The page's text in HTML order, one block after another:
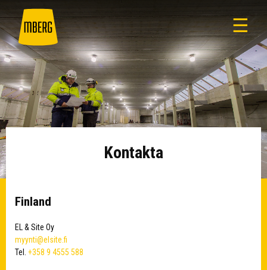
☰
Kontakta
Finland
EL & Site Oy
myynti@elsite.fi
Tel. +358 9 4555 588